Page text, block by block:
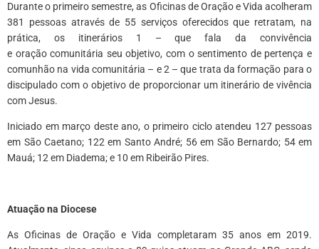
Durante o primeiro semestre, as Oficinas de Oração e Vida acolheram
381 pessoas através de 55 serviços oferecidos que retratam, na
prática, os itinerários 1 – que fala da convivência
e oração comunitária seu objetivo, com o sentimento de pertença e
comunhão na vida comunitária – e 2 – que trata da formação para o
discipulado com o objetivo de proporcionar um itinerário de vivência
com Jesus.
Iniciado em março deste ano, o primeiro ciclo atendeu 127 pessoas
em São Caetano; 122 em Santo André; 56 em São Bernardo; 54 em
Mauá; 12 em Diadema; e 10 em Ribeirão Pires.
Atuação na Diocese
As Oficinas de Oração e Vida completaram 35 anos em 2019.